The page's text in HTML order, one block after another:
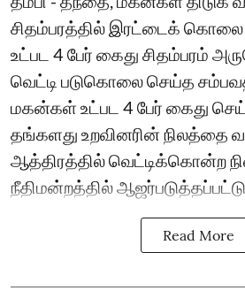
சிதம்பரத்தில் இரட்டைக்
உட்பட 4 பேர் கைது சிதம்பரம்
வெட்டி படுகொலை செய்த
மகன்கள் உட்பட 4 பேர் கைது
தங்களது உறவினரின் நிலத்தை
ஆத்திரத்தில் வெட்டிக்கொன்ற
நீதிமன்றத்தில் ஆஜர்படுத்தப்பட்டு
Read More